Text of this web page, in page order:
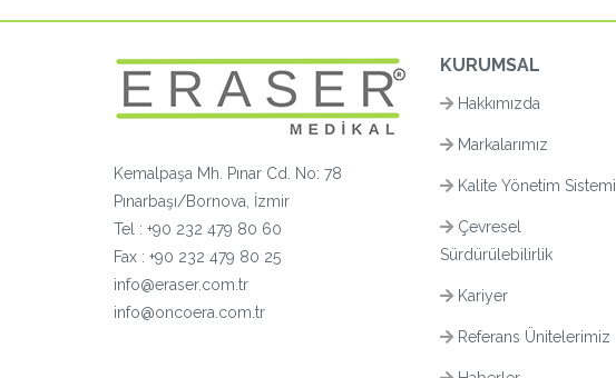
Kemalpaşa Mh. Pınar Cd. No: 78
Pınarbaşı/Bornova, İzmir
Tel : +90 232 479 80 60
Fax : +90 232 479 80 25
info@eraser.com.tr
info@oncoera.com.tr
KURUMSAL
Hakkımızda
Markalarımız
Kalite Yönetim Sistemi
Çevresel
Sürdürülebilirlik
Kariyer
Referans Ünitelerimiz